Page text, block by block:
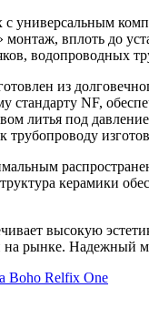
универсальным
монтаж, вплоть до
водопроводных
из
стандарту NF,
литья под
керамики
высокую
рынке. Надежный
Boho Relfix One